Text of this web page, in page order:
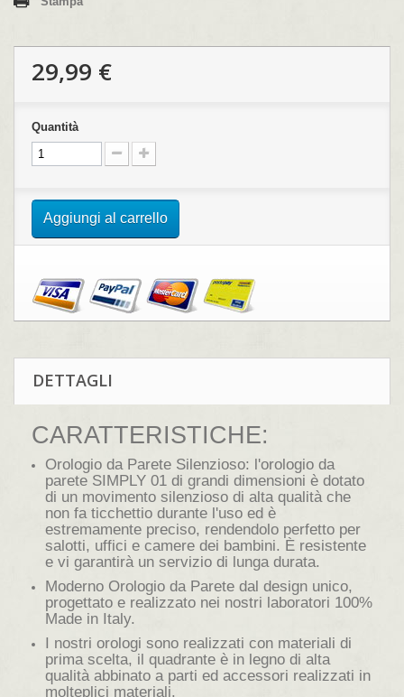
29,99 €
Quantità
Aggiungi al carrello
DETTAGLI
CARATTERISTICHE:
Orologio da Parete Silenzioso: l'orologio da
parete SIMPLY 01 di grandi dimensioni è dotato
di un movimento silenzioso di alta qualità che
non fa ticchettio durante l'uso ed è
estremamente preciso, rendendolo perfetto per
salotti, uffici e camere dei bambini. È resistente
e vi garantirà un servizio di lunga durata.
Moderno Orologio da Parete dal design unico,
progettato e realizzato nei nostri laboratori 100%
Made in Italy.
I nostri orologi sono realizzati con materiali di
prima scelta, il quadrante è in legno di alta
qualità abbinato a parti ed accessori realizzati in
molteplici materiali.